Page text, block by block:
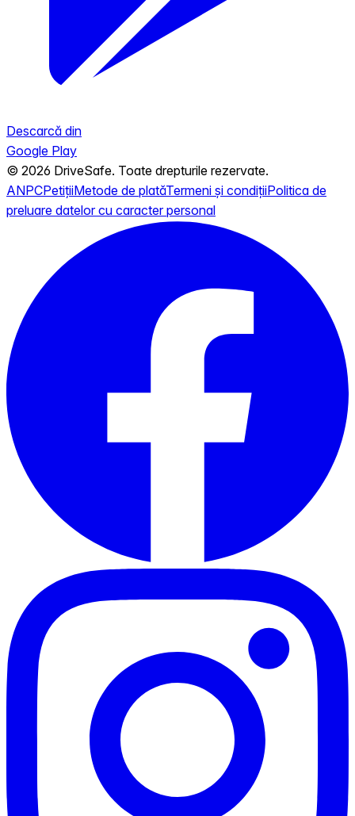
Descarcă din
Google Play
© 2026 DriveSafe. Toate drepturile rezervate.
ANPCPetițiiMetode de platăTermeni și condițiiPolitica de
preluare datelor cu caracter personal